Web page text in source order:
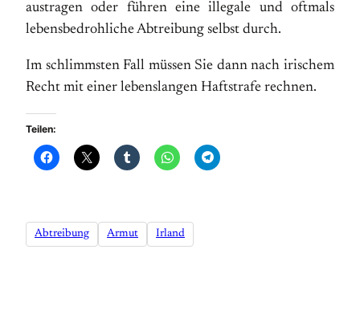
austragen oder führen eine illegale und oftmals
lebensbedrohliche Abtreibung selbst durch.
Im schlimmsten Fall müssen Sie dann nach irischem
Recht mit einer lebenslangen Haftstrafe rechnen.
Teilen:
Abtreibung Armut Irland